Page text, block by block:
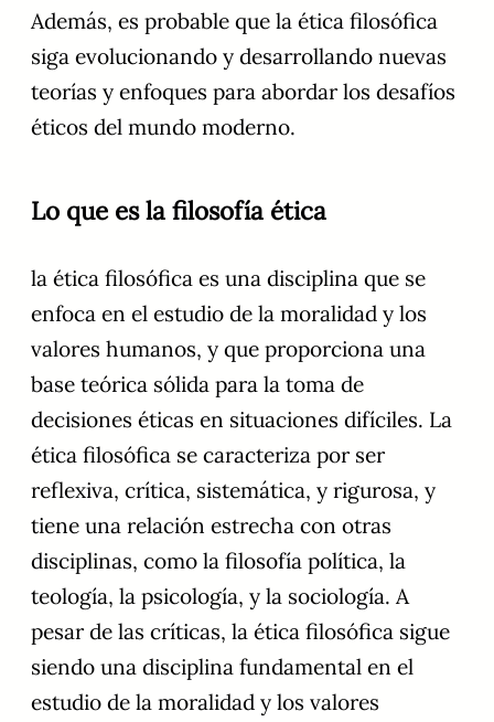
Además, es probable que la ética filosófica
siga evolucionando y desarrollando nuevas
teorías y enfoques para abordar los desafíos
éticos del mundo moderno.
Lo que es la filosofía ética
la ética filosófica es una disciplina que se
enfoca en el estudio de la moralidad y los
valores humanos, y que proporciona una
base teórica sólida para la toma de
decisiones éticas en situaciones difíciles. La
ética filosófica se caracteriza por ser
reflexiva, crítica, sistemática, y rigurosa, y
tiene una relación estrecha con otras
disciplinas, como la filosofía política, la
teología, la psicología, y la sociología. A
pesar de las críticas, la ética filosófica sigue
siendo una disciplina fundamental en el
estudio de la moralidad y los valores